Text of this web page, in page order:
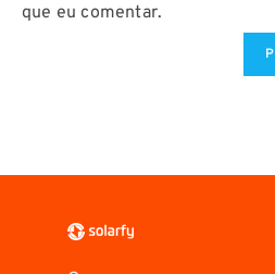
que eu comentar.